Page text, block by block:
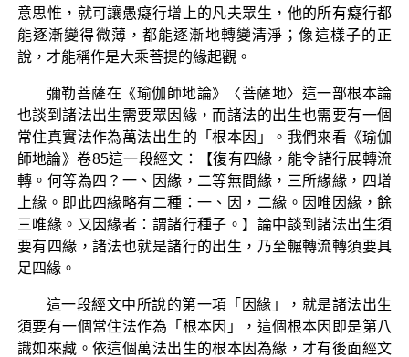
意思惟，就可讓愚癡行增上的凡夫眾生，他的所有癡行都
能逐漸變得微薄，都能逐漸地轉變清淨；像這樣子的正
說，才能稱作是大乘菩提的緣起觀。
彌勒菩薩在《瑜伽師地論》〈菩薩地〉這一部根本論
也談到諸法出生需要眾因緣，而諸法的出生也需要有一個
常住真實法作為萬法出生的「根本因」。我們來看《瑜伽
師地論》卷85這一段經文：【復有四緣，能令諸行展轉流
轉。何等為四？一、因緣，二等無間緣，三所緣緣，四增
上緣。即此四緣略有二種：一、因，二緣。因唯因緣，餘
三唯緣。又因緣者：謂諸行種子。】論中談到諸法出生須
要有四緣，諸法也就是諸行的出生，乃至輾轉流轉須要具
足四緣。
這一段經文中所說的第一項「因緣」，就是諸法出生
須要有一個常住法作為「根本因」，這個根本因即是第八
識如來藏。依這個萬法出生的根本因為緣，才有後面經文